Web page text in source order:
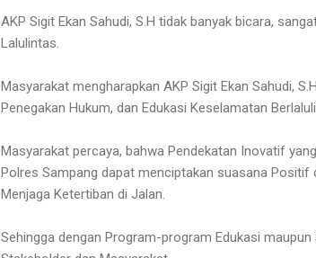
AKP Sigit Ekan Sahudi, S.H tidak banyak bicara,
Lalulintas.
Masyarakat mengharapkan AKP Sigit Ekan Sahudi,
Penegakan Hukum, dan Edukasi Keselamatan
Masyarakat percaya, bahwa Pendekatan Inovatif
Polres Sampang dapat menciptakan suasana
Menjaga Ketertiban di Jalan.
Sehingga dengan Program-program Edukasi